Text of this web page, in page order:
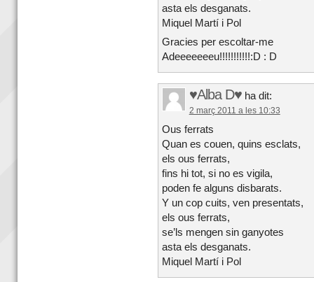
asta els desganats.
Miquel Martí i Pol
Gracies per escoltar-me
Adeeeeeeeu!!!!!!!!!!!:D : D
♥Alba D♥ ha dit:
2 març 2011 a les 10:33
Ous ferrats
Quan es couen, quins esclats,
els ous ferrats,
fins hi tot, si no es vigila,
poden fe alguns disbarats.
Y un cop cuits, ven presentats,
els ous ferrats,
se’ls mengen sin ganyotes
asta els desganats.
Miquel Martí i Pol